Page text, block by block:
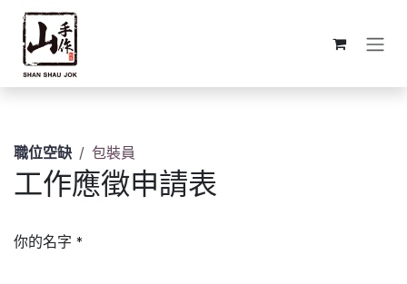
跳至內容
職位空缺 包裝員
工作應徵申請表
你的名字 *